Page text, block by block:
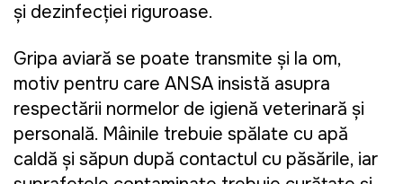
și dezinfecției riguroase.
Gripa aviară se poate transmite și la om,
motiv pentru care ANSA insistă asupra
respectării normelor de igienă veterinară și
personală. Mâinile trebuie spălate cu apă
caldă și săpun după contactul cu păsările, iar